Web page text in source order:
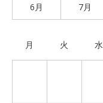
6月 7月
月 火 水